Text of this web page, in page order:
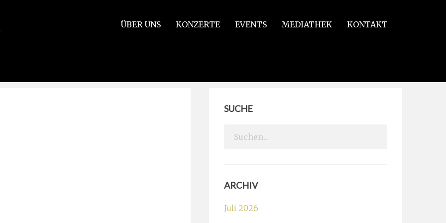
ÜBER UNS KONZERTE EVENTS MEDIATHEK KONTAKT
SUCHE
Search
ARCHIV
Juli 2026